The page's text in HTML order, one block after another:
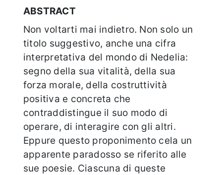
ABSTRACT
Non voltarti mai indietro. Non solo un
titolo suggestivo, anche una cifra
interpretativa del mondo di Nedelia:
segno della sua vitalità, della sua
forza morale, della costruttività
positiva e concreta che
contraddistingue il suo modo di
operare, di interagire con gli altri.
Eppure questo proponimento cela un
apparente paradosso se riferito alle
sue poesie. Ciascuna di queste